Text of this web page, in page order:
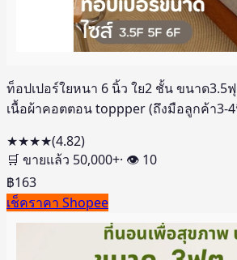
ท็อปเปอร์ใยหนา 6 นิ้ว ใย2 ชั้น ขนาด3.5
เนื้อผ้าคอตตอน toppper (ถึงมือลูกค้า3-
★★★★(4.82)
🛒 ขายแล้ว 50,000+· 👁 10
฿163
เช็คราคา Shopee